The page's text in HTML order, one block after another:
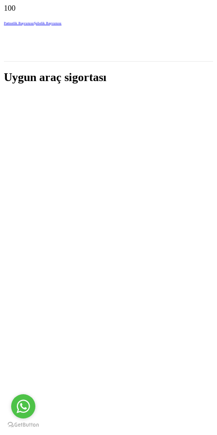
Partnerlik BaşvurusuŞubelik Başvurusu
Uygun araç sigortası